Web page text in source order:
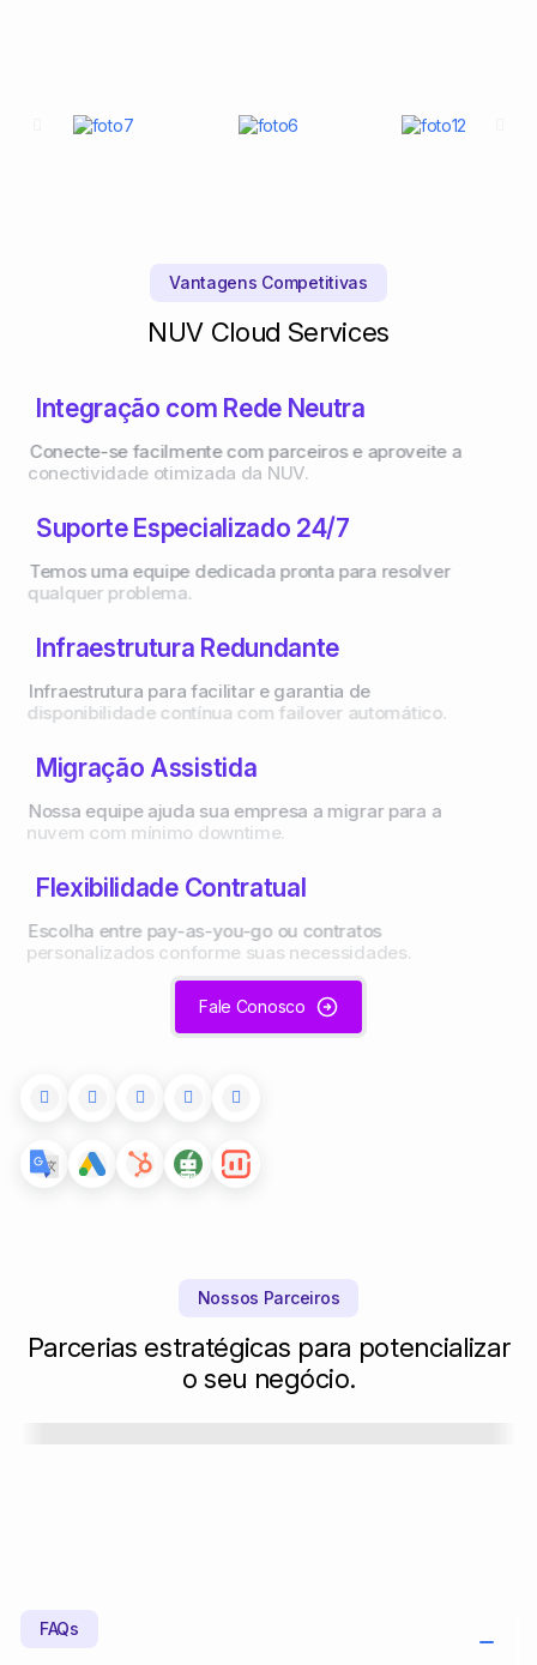
Vantagens Competitivas
NUV Cloud Services
Integração com Rede Neutra
Conecte-se facilmente com parceiros e aproveite a
conectividade otimizada da NUV.
Suporte Especializado 24/7
Temos uma equipe dedicada pronta para resolver
qualquer problema.
Infraestrutura Redundante
Infraestrutura para facilitar e garantia de
disponibilidade contínua com failover automático.
Migração Assistida
Nossa equipe ajuda sua empresa a migrar para a
nuvem com mínimo downtime.
Flexibilidade Contratual
Escolha entre pay-as-you-go ou contratos
personalizados conforme suas necessidades.
Fale Conosco
Nossos Parceiros
Parcerias estratégicas para potencializar
o seu negócio.
FAQs